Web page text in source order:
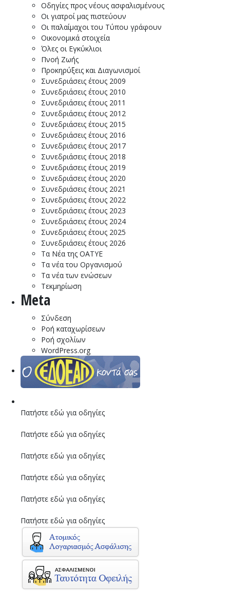
Οδηγίες προς νέους ασφαλισμένους
Οι γιατροί μας πιστεύουν
Οι παλαίμαχοι του Τύπου γράφουν
Οικονομικά στοιχεία
Όλες οι Εγκύκλιοι
Πνοή Ζωής
Προκηρύξεις και Διαγωνισμοί
Συνεδριάσεις έτους 2009
Συνεδριάσεις έτους 2010
Συνεδριάσεις έτους 2011
Συνεδριάσεις έτους 2012
Συνεδριάσεις έτους 2015
Συνεδριάσεις έτους 2016
Συνεδριάσεις έτους 2017
Συνεδριάσεις έτους 2018
Συνεδριάσεις έτους 2019
Συνεδριάσεις έτους 2020
Συνεδριάσεις έτους 2021
Συνεδριάσεις έτους 2022
Συνεδριάσεις έτους 2023
Συνεδριάσεις έτους 2024
Συνεδριάσεις έτους 2025
Συνεδριάσεις έτους 2026
Τα Νέα της ΟΑΤΥΕ
Τα νέα του Οργανισμού
Τα νέα των ενώσεων
Τεκμηρίωση
Meta
Σύνδεση
Ροή καταχωρίσεων
Ροή σχολίων
WordPress.org
Πατήστε εδώ για οδηγίες
Πατήστε εδώ για οδηγίες
Πατήστε εδώ για οδηγίες
Πατήστε εδώ για οδηγίες
Πατήστε εδώ για οδηγίες
Πατήστε εδώ για οδηγίες